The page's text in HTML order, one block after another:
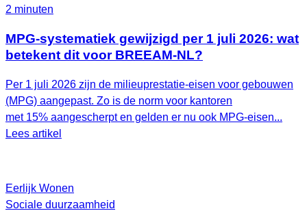
2 minuten
MPG-systematiek gewijzigd per 1 juli 2026: wat
betekent dit voor BREEAM-NL?
Per 1 juli 2026 zijn de milieuprestatie-eisen voor gebouwen
(MPG) aangepast. Zo is de norm voor kantoren
met 15% aangescherpt en gelden er nu ook MPG-eisen...
Lees artikel
Eerlijk Wonen
Sociale duurzaamheid